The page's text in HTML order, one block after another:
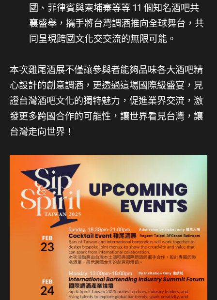
國、菲律賓與柬埔寨等等 11 個知名酒吧共
襄盛舉，攜手將台灣調酒推向全球舞台，共
同呈現跨國文化交交流的無限可能。
本次雞尾酒展不僅讓參與者能夠品味各大酒吧精
心設計的創意調酒，更透過這場國際級盛宴，見
證台灣酒吧文化的獨特魅力，促進業界交流，激
發更多跨國合作的可能性，讓世界看見台灣，讓
台灣走向世界！